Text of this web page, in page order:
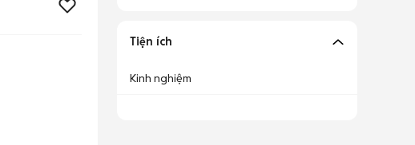
Tiện ích
Kinh nghiệm